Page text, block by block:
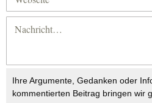
Ihre Argumente, Gedanken oder
kommentierten Beitrag bringen wir